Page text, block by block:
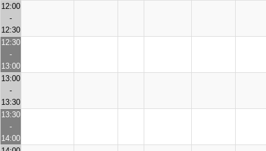
12:00
-
12:30
12:30
-
13:00
13:00
-
13:30
13:30
-
14:00